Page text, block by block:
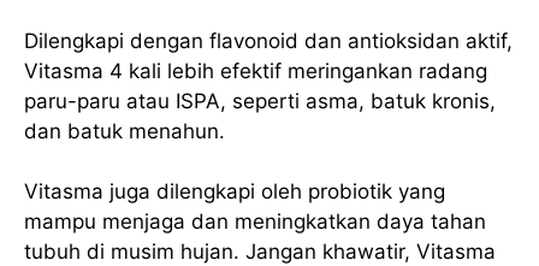
Dilengkapi dengan flavonoid dan antioksidan aktif,
Vitasma 4 kali lebih efektif meringankan radang
paru-paru atau ISPA, seperti asma, batuk kronis,
dan batuk menahun.
Vitasma juga dilengkapi oleh probiotik yang
mampu menjaga dan meningkatkan daya tahan
tubuh di musim hujan. Jangan khawatir, Vitasma